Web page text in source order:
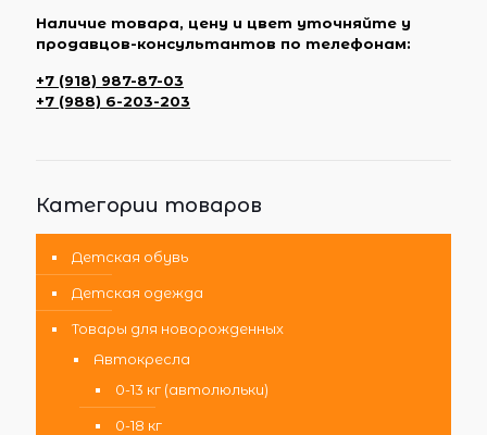
Наличие товара, цену и цвет уточняйте у
продавцов-консультантов по телефонам:
+7 (918) 987-87-03
+7 (988) 6-203-203
Категории товаров
Детская обувь
Детская одежда
Товары для новорожденных
Автокресла
0-13 кг (автолюльки)
0-18 кг